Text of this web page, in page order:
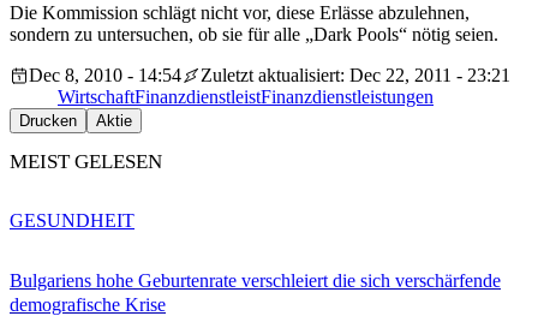
Die Kommission schlägt nicht vor, diese Erlässe abzulehnen,
sondern zu untersuchen, ob sie für alle „Dark Pools“ nötig seien.
Dec 8, 2010 - 14:54
Zuletzt aktualisiert: Dec 22, 2011 - 23:21
WirtschaftFinanzdienstleistFinanzdienstleistungen
Drucken Aktie
MEIST GELESEN
Bulgariens hohe Geburtenrate verschleiert die sich verschärfende
demografische Krise
GESUNDHEIT